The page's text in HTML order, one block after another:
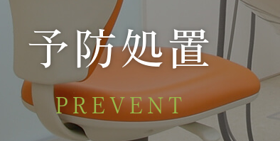
予防処置
PREVENT